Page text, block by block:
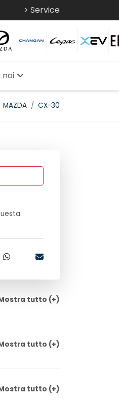
> Service
noi
MAZDA CX-30
tutto (+)
tutto (+)
tutto (+)